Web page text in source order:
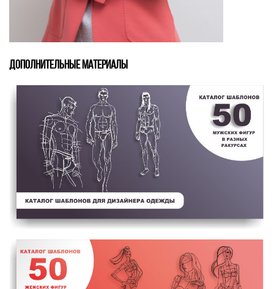
ДОПОЛНИТЕЛЬНЫЕ МАТЕРИАЛЫ